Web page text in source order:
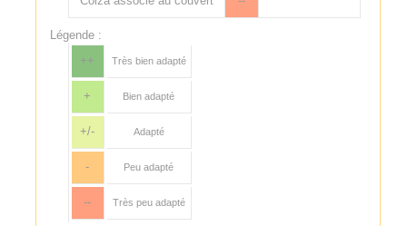
Légende :
++
Très bien adapté
+ Bien adapté
+/- Adapté
- Peu adapté
-- Très peu adapté